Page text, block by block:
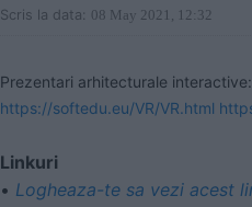
Scris la data: 08 May 2021, 12:32
https://softedu.eu/VR/VR.html
Linkuri
• Logheaza-te sa vezi acest